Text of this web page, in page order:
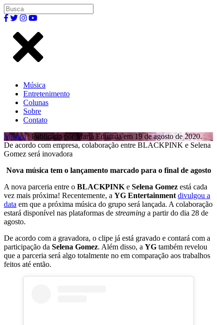
Música
Entretenimento
Colunas
Sobre
Contato
Música| Publicado por Maria Eduarda em 19 de agosto de 2020.
De acordo com empresa, colaboração entre BLACKPINK e Selena
Gomez será inovadora
Nova música tem o lançamento marcado para o final de agosto
A nova parceria entre o BLACKPINK e Selena Gomez está cada
vez mais próxima! Recentemente, a YG Entertainment divulgou a
data em que a próxima música do grupo será lançada. A colaboração
estará disponível nas plataformas de streaming a partir do dia 28 de
agosto.
De acordo com a gravadora, o clipe já está gravado e contará com a
participação da Selena Gomez. Além disso, a YG também revelou
que a parceria será algo totalmente no em comparação aos trabalhos
feitos até então.